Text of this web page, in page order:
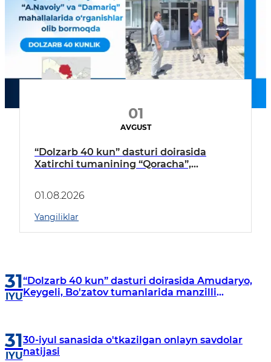
01
AVGUST
“Dolzarb 40 kun” dasturi doirasida
Xatirchi tumanining “Qoracha”,
borildi
01.08.2026
Yangiliklar
31
IYU
“Dolzarb 40 kun” dasturi doirasida Amudaryo,
Keygeli, Bo'zatov tumanlarida manzilli
31
IYU
30-iyul sanasida o'tkazilgan onlayn savdolar
natijasi